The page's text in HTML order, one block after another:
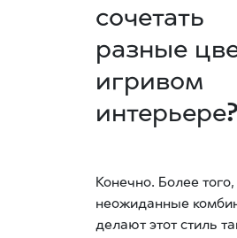
сочетать
разные
игривом
интерьере?
Конечно. Более
неожиданные
делают этот стиль